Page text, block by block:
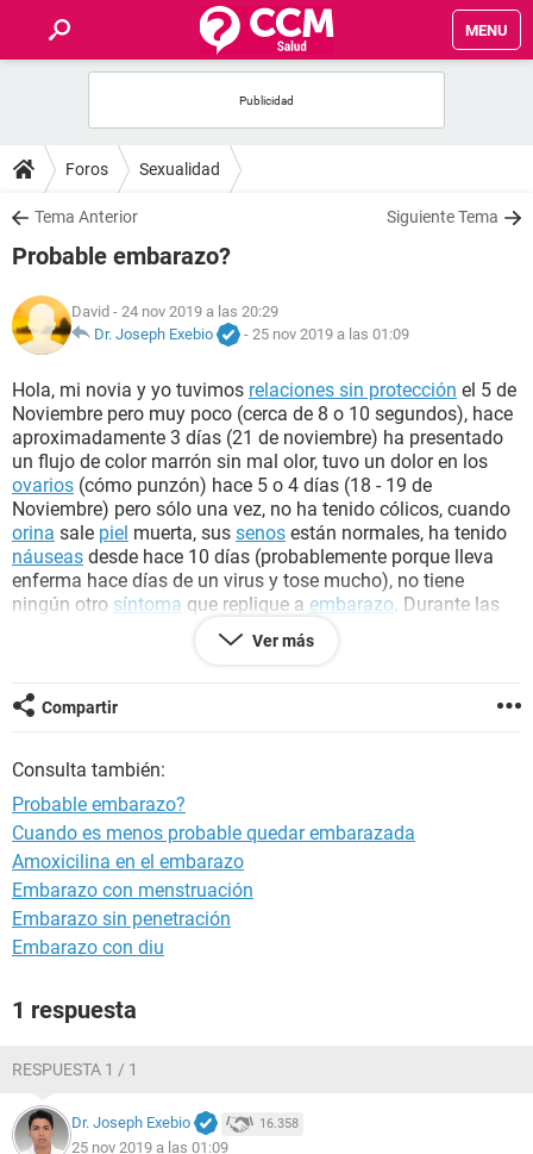
MENU
FOROS
SALUD
NUTRICIÓN
BIENESTAR
SEXUALIDAD
GLOSARIO
Foros Sexualidad
Tema Anterior Siguiente Tema
Probable embarazo?
David - 24 nov 2019 a las 20:29
Dr. Joseph Exebio
- 25 nov 2019 a las 01:09
Hola, mi novia y yo tuvimos relaciones sin protección el 5 de
Noviembre pero muy poco (cerca de 8 o 10 segundos), hace
aproximadamente 3 días (21 de noviembre) ha presentado
un flujo de color marrón sin mal olor, tuvo un dolor en los
ovarios (cómo punzón) hace 5 o 4 días (18 - 19 de
Noviembre) pero sólo una vez, no ha tenido cólicos, cuando
orina sale piel muerta, sus senos están normales, ha tenido
náuseas desde hace 10 días (probablemente porque lleva
enferma hace días de un virus y tose mucho), no tiene
ningún otro síntoma que replique a embarazo. Durante las
últimas relaciones ha tenido dolor en la
separo de ella, también sentía dolor cuando orinaba hacer
Puede ser que esté embarazada?
Ver más
Compartir
Consulta también:
Probable embarazo?
Cuando es menos probable quedar embarazada
Amoxicilina en el embarazo
Embarazo con menstruación
Embarazo sin penetración
Embarazo con diu
1 respuesta
RESPUESTA 1 / 1
Dr. Joseph Exebio 16.358
25 nov 2019 a las 01:09